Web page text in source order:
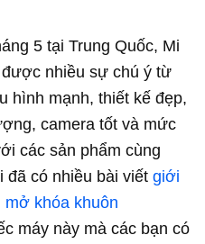
5 tại Trung Quốc, Mi
nhiều sự chú ý từ
hình mạnh, thiết kế đẹp,
camera tốt và mức
các sản phẩm cùng
đã có nhiều bài viết giới
mở khóa khuôn
máy này mà các bạn có